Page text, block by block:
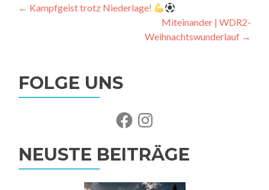
Beitragsnavigation
← Kampfgeist trotz Niederlage!
Miteinander | WDR2-
Weihnachtswunderlauf →
FOLGE UNS
FacebookInstagram
NEUSTE BEITRÄGE